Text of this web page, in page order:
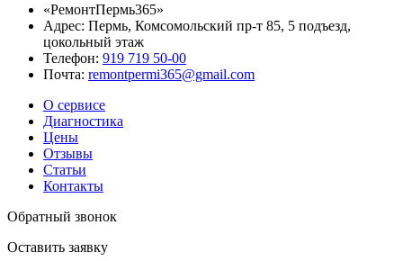
«РемонтПермь365»
Адрес: Пермь, Комсомольский пр-т 85, 5 подъезд,
цокольный этаж
Телефон: 919 719 50-00
Почта: remontpermi365@gmail.com
О сервисе
Диагностика
Цены
Отзывы
Статьи
Контакты
Обратный звонок
Оставить заявку